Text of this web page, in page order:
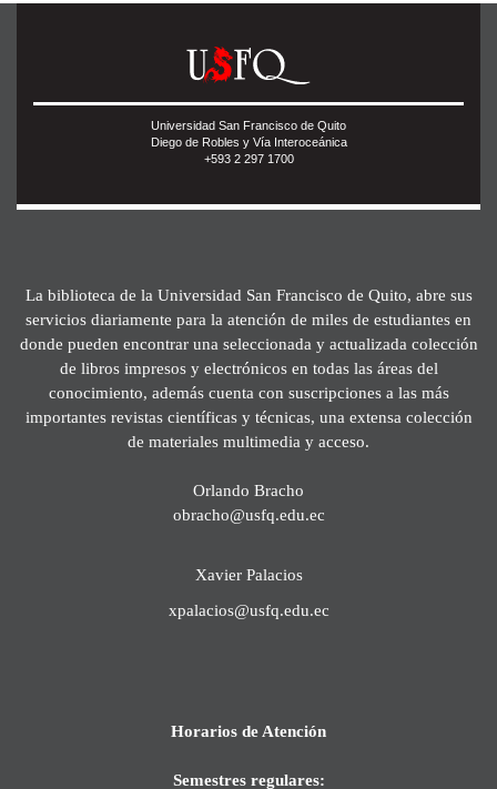
Universidad San Francisco de Quito
Diego de Robles y Vía Interoceánica
+593 2 297 1700
La biblioteca de la Universidad San Francisco de Quito, abre sus
servicios diariamente para la atención de miles de estudiantes en
donde pueden encontrar una seleccionada y actualizada colección
de libros impresos y electrónicos en todas las áreas del
conocimiento, además cuenta con suscripciones a las más
importantes revistas científicas y técnicas, una extensa colección
de materiales multimedia y acceso.
Orlando Bracho
obracho@usfq.edu.ec
Xavier Palacios
xpalacios@usfq.edu.ec
Horarios de Atención
Semestres regulares: